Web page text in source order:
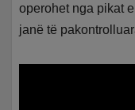
operohet nga pikat
janë të